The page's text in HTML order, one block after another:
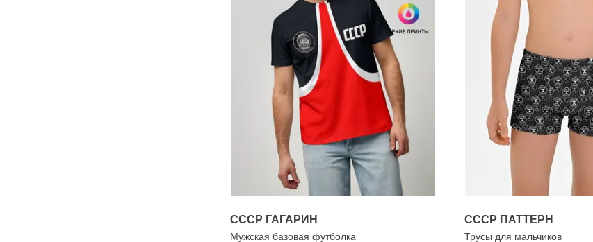
СССР ГАГАРИН
Мужская базовая футболка
СССР ПАТТЕРН
Трусы для мальчиков